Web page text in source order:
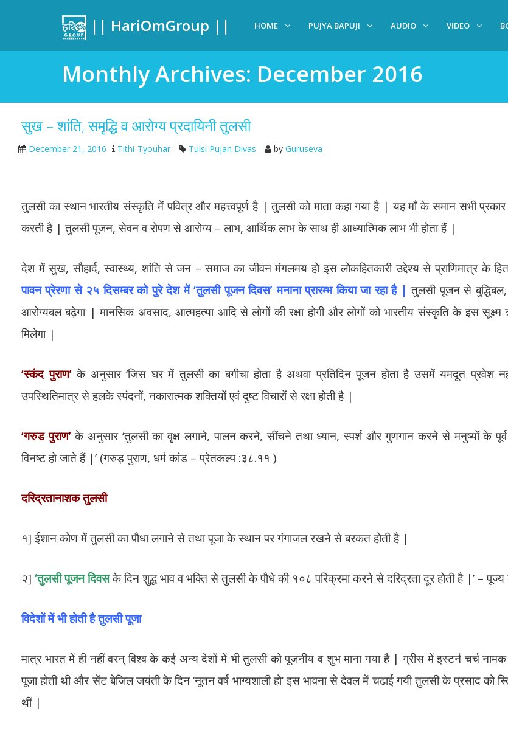
|| HariOmGroup || HOME PUJYA BAPUJI AUDIO VIDEO
Monthly Archives: December 2016
सुख – शांति, समृद्धि व आरोग्य प्रदायिनी तुलसी
December 21, 2016 Tithi-Tyouhar Tulsi Pujan Divas by Guruseva
तुलसी का स्थान भारतीय संस्कृति में पवित्र और महत्त्वपूर्ण है | तुलसी को माता कहा गया है | यह माँ के समान सभी प्रकार
करती है | तुलसी पूजन, सेवन व रोपण से आरोग्य – लाभ, आर्थिक लाभ के साथ ही आध्यात्मिक लाभ भी होता हैं |
देश में सुख, सौहार्द, स्वास्थ्य, शांति से जन – समाज का जीवन मंगलमय हो इस लोकहितकारी उद्देश्य से प्राणिमात्र के
पावन प्रेरणा से २५ दिसम्बर को पुरे देश में ‘तुलसी पूजन दिवस’ मनाना प्रारम्भ किया जा रहा है | तुलसी पूजन से बुद्धिबल,
आरोग्यबल बढ़ेगा | मानसिक अवसाद, आत्महत्या आदि से लोगों की रक्षा होगी और लोगों को भारतीय संस्कृति के इस सूक्ष्म
मिलेगा |
‘स्कंद पुराण’के अनुसार ‘जिस घर में तुलसी का बगीचा होता है अथवा प्रतिदिन पूजन होता है उसमें यमदूत प्रवेश
उपस्थितिमात्र से हलके स्पंदनों, नकारात्मक शक्तियों एवं दुष्ट विचारों से रक्षा होती है |
‘गरुड पुराण’के अनुसार ‘तुलसी का वृक्ष लगाने, पालन करने, सींचने तथा ध्यान, स्पर्श और गुणगान करने से मनुष्यों के पूर्व
विनष्ट हो जाते हैं |’ (गरुड़ पुराण, धर्म कांड – प्रेतकल्प :३८.११ )
दरिद्रतानाशक तुलसी
१] ईशान कोण में तुलसी का पौधा लगाने से तथा पूजा के स्थान पर गंगाजल रखने से बरकत होती है |
२] ‘तुलसी पूजन दिवसके दिन शुद्ध भाव व भक्ति से तुलसी के पौधे की १०८ परिक्रमा करने से दरिद्रता दूर होती है |’ – पूज्य
विदेशों में भी होती है तुलसी पूजा
मात्र भारत में ही नहीं वरन् विश्व के कई अन्य देशों में भी तुलसी को पूजनीय व शुभ माना गया है | ग्रीस में इस्टर्न चर्च
पूजा होती थी और सेंट बेजिल जयंती के दिन ‘नूतन वर्ष भाग्यशाली हो’ इस भावना से देवल में चढाई गयी तुलसी के प्रसाद को
थीं |